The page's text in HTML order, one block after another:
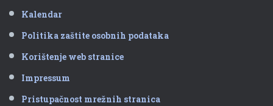
Kalendar
Politika zaštite osobnih podataka
Korištenje web stranice
Impressum
Pristupačnost mrežnih stranica